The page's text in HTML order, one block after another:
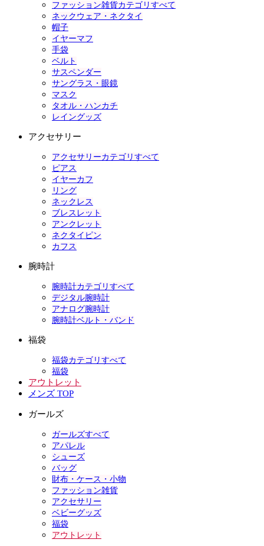
ファッション雑貨カテゴリすべて
ネックウェア・ネクタイ
帽子
イヤーマフ
手袋
ベルト
サスペンダー
サングラス・眼鏡
マスク
タオル・ハンカチ
レイングッズ
アクセサリー
アクセサリーカテゴリすべて
ピアス
イヤーカフ
リング
ネックレス
ブレスレット
アンクレット
ネクタイピン
カフス
腕時計
腕時計カテゴリすべて
デジタル腕時計
アナログ腕時計
腕時計ベルト・バンド
福袋
福袋カテゴリすべて
福袋
アウトレット
メンズ TOP
ガールズ
ガールズすべて
アパレル
シューズ
バッグ
財布・ケース・小物
ファッション雑貨
アクセサリー
ベビーグッズ
福袋
アウトレット